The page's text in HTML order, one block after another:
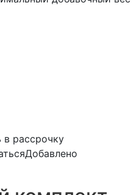
в рассрочку
Добавлено